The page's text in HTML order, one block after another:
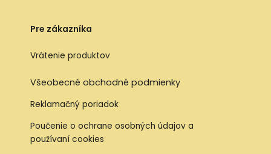
Pre zákazníka
Vrátenie produktov
Všeobecné obchodné podmienky
Reklamačný poriadok
Poučenie o ochrane osobných údajov a
používaní cookies